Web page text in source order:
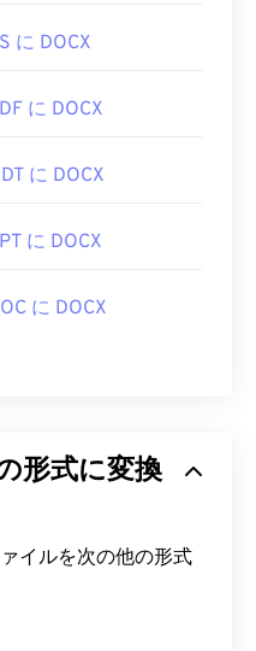
file-
tiff-file-extension
に DOCX
に DOCX
に DOCX
に DOCX
に DOCX
形式に変換